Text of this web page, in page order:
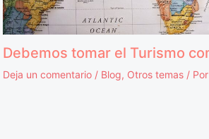
Debemos tomar el Turismo
Deja un comentario / Blog, Otros temas / Por